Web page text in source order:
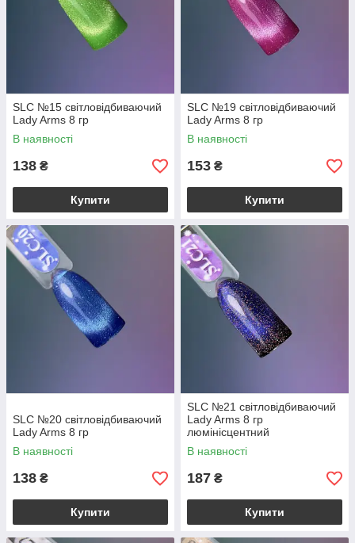
SLC №15 світловідбиваючий
Lady Arms 8 гр
В наявності
138 ₴
Купити
SLC №19 світловідбиваючий
Lady Arms 8 гр
В наявності
153 ₴
Купити
SLC №20 світловідбиваючий
Lady Arms 8 гр
В наявності
138 ₴
Купити
SLC №21 світловідбиваючий
Lady Arms 8 гр
люмінісцентний
В наявності
187 ₴
Купити